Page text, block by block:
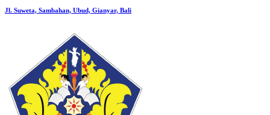
Jl. Suweta, Sambahan, Ubud, Gianyar, Bali